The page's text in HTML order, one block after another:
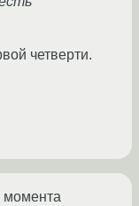
четверти.
момента